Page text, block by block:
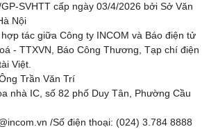
SVHTT cấp ngày 03/4/2026 bởi Sở Văn
Nội
tác giữa Công ty INCOM và Báo điện tử
- TTXVN, Báo Công Thương, Tạp chí điện
Việt.
Trần Văn Trí
nhà IC, số 82 phố Duy Tân, Phường Cầu
/Số điện thoại: (024) 3.784 8888